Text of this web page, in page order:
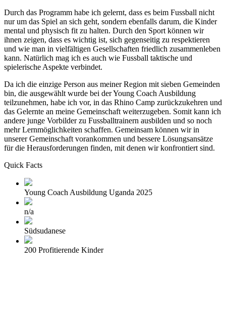
Durch das Programm habe ich gelernt, dass es beim Fussball nicht
nur um das Spiel an sich geht, sondern ebenfalls darum, die Kinder
mental und physisch fit zu halten. Durch den Sport können wir
ihnen zeigen, dass es wichtig ist, sich gegenseitig zu respektieren
und wie man in vielfältigen Gesellschaften friedlich zusammenleben
kann. Natürlich mag ich es auch wie Fussball taktische und
spielerische Aspekte verbindet.
Da ich die einzige Person aus meiner Region mit sieben Gemeinden
bin, die ausgewählt wurde bei der Young Coach Ausbildung
teilzunehmen, habe ich vor, in das Rhino Camp zurückzukehren und
das Gelernte an meine Gemeinschaft weiterzugeben. Somit kann ich
andere junge Vorbilder zu Fussballtrainern ausbilden und so noch
mehr Lernmöglichkeiten schaffen. Gemeinsam können wir in
unserer Gemeinschaft vorankommen und bessere Lösungsansätze
für die Herausforderungen finden, mit denen wir konfrontiert sind.
Quick Facts
Young Coach Ausbildung Uganda 2025
n/a
Südsudanese
200 Profitierende Kinder